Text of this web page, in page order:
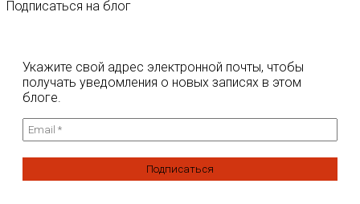
Подписаться на блог
Укажите свой адрес электронной почты, чтобы
получать уведомления о новых записях в этом
блоге.